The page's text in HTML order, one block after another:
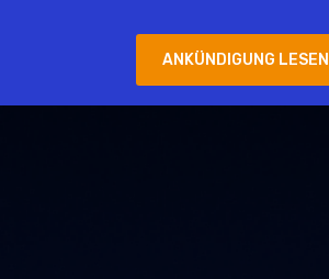
ANKÜNDIGUNG LESEN